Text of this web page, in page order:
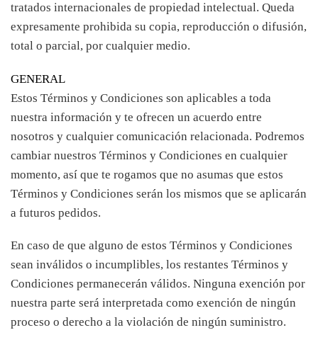
tratados internacionales de propiedad intelectual. Queda
expresamente prohibida su copia, reproducción o difusión,
total o parcial, por cualquier medio.
GENERAL
Estos Términos y Condiciones son aplicables a toda
nuestra información y te ofrecen un acuerdo entre
nosotros y cualquier comunicación relacionada. Podremos
cambiar nuestros Términos y Condiciones en cualquier
momento, así que te rogamos que no asumas que estos
Términos y Condiciones serán los mismos que se aplicarán
a futuros pedidos.
En caso de que alguno de estos Términos y Condiciones
sean inválidos o incumplibles, los restantes Términos y
Condiciones permanecerán válidos. Ninguna exención por
nuestra parte será interpretada como exención de ningún
proceso o derecho a la violación de ningún suministro.